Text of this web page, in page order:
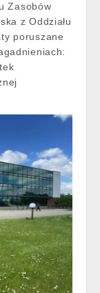
Zasobów
z Oddziału
poruszane